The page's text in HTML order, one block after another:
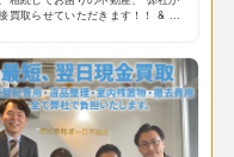
買取らせていただきます！！ & ...